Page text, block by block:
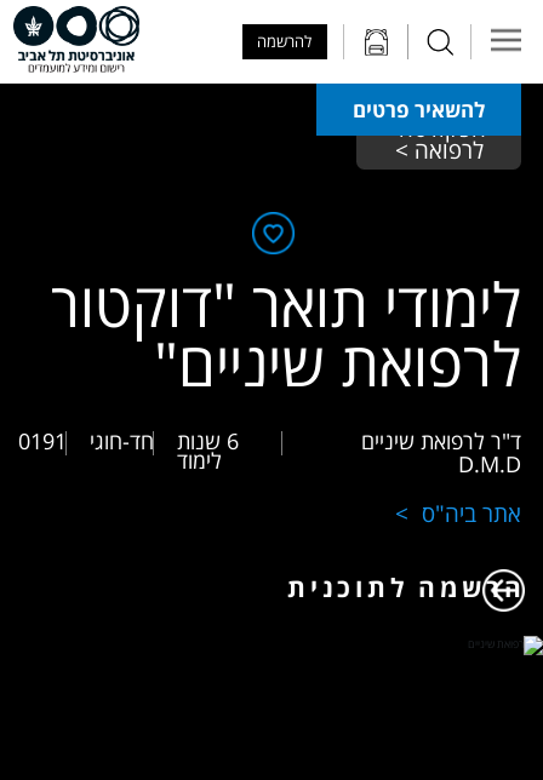
להרשמה
להשאיר פרטים
הפקולטה
לרפואה >
לימודי תואר "דוקטור
לרפואת שיניים"
ד"ר לרפואת שיניים
D.M.D
6 שנות
לימוד
חד-חוגי 0191
אתר ביה"ס
הרשמה לתוכנית